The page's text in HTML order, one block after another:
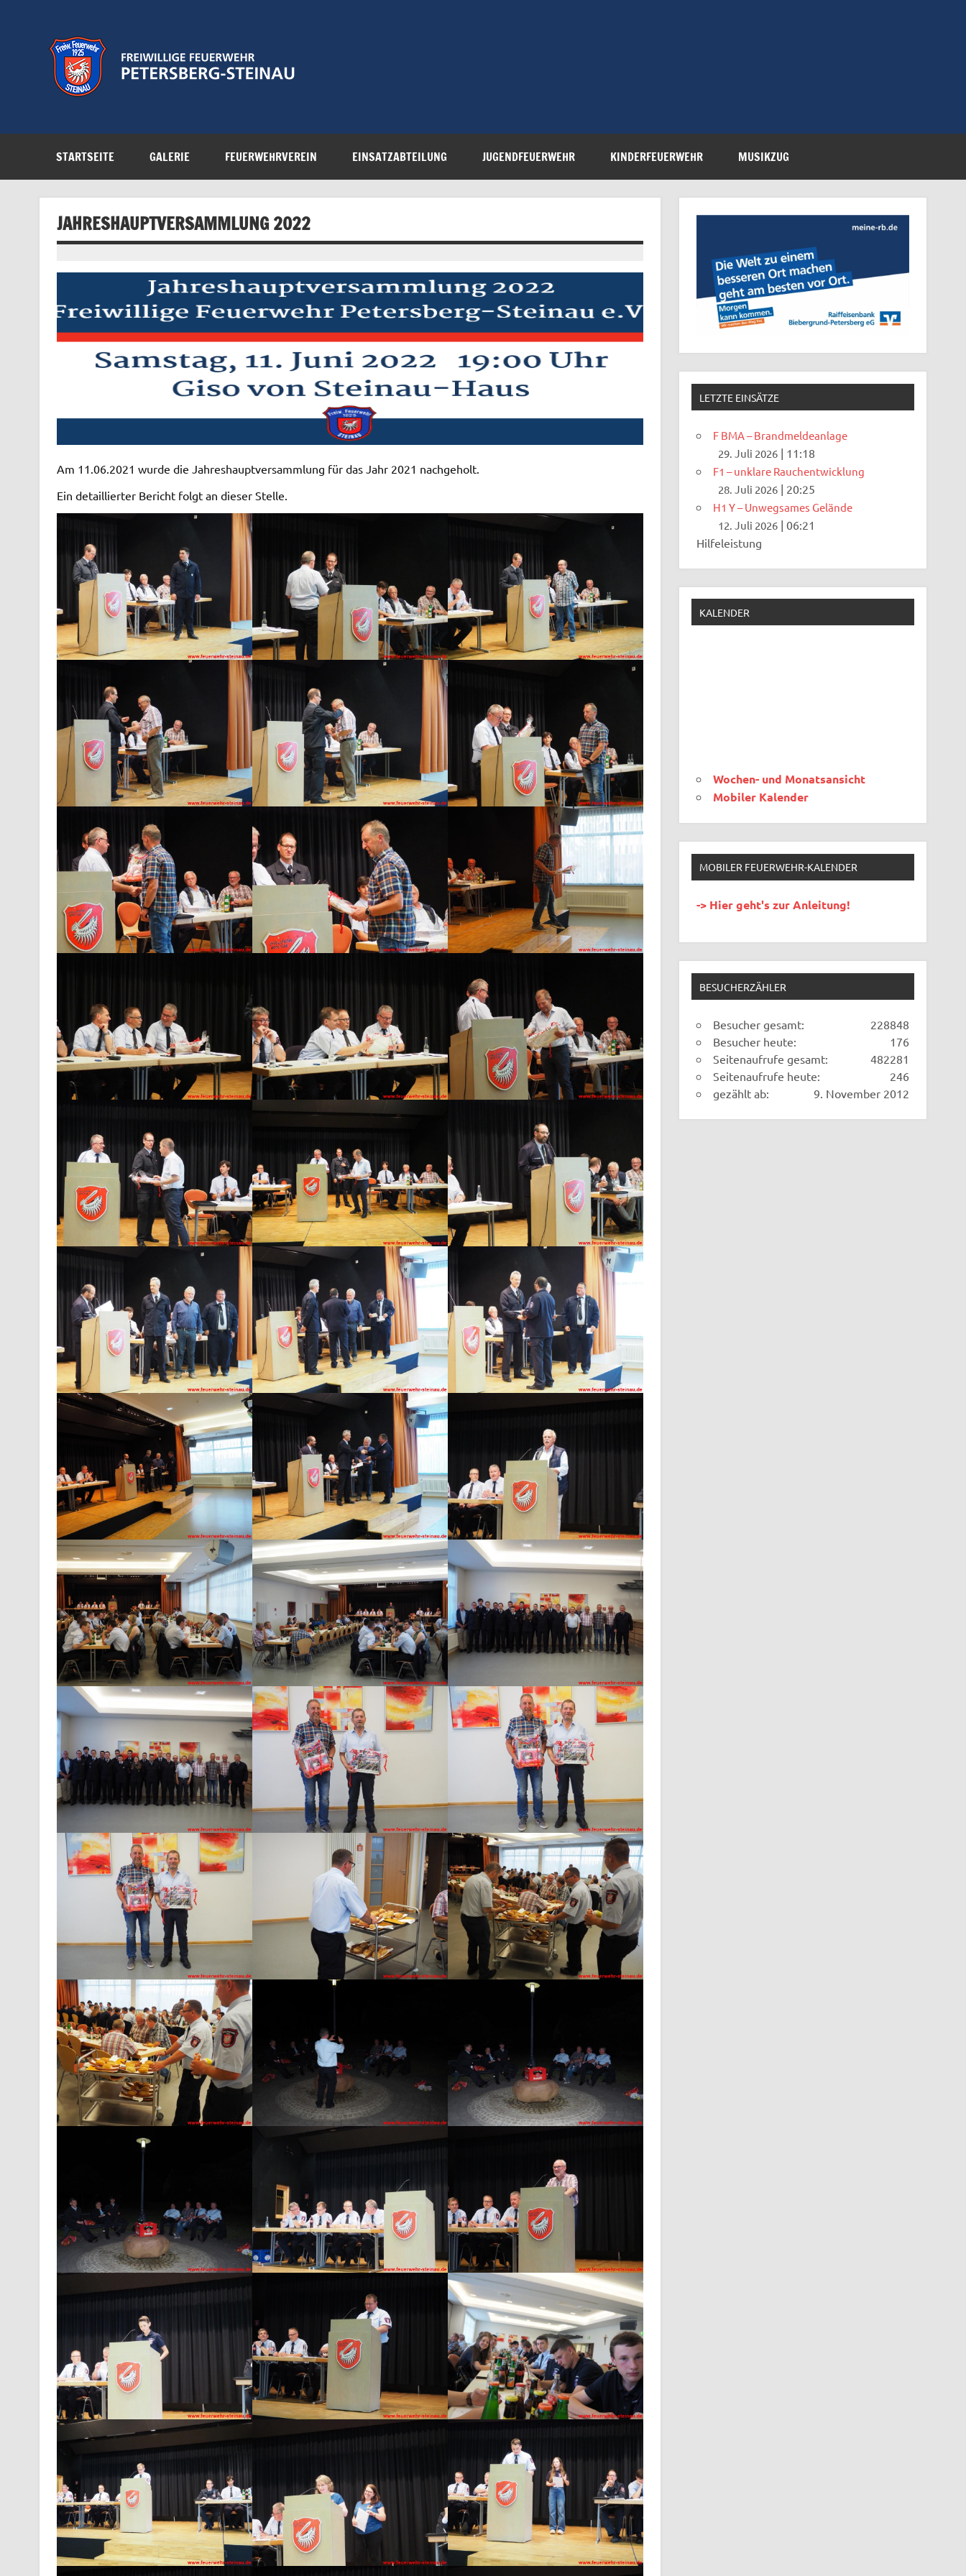
STARTSEITE GALERIE FEUERWEHRVEREIN EINSATZABTEILUNG JUGENDFEUERWEHR KINDERFEUERWEHR MUSIKZUG
JAHRESHAUPTVERSAMMLUNG 2022
Am 11.06.2021 wurde die Jahreshauptversammlung für das Jahr 2021 nachgeholt.
Ein detaillierter Bericht folgt an dieser Stelle.
LETZTE EINSÄTZE
F BMA – Brandmeldeanlage
29. Juli 2026 | 11:18
F1 – unklare Rauchentwicklung
28. Juli 2026 | 20:25
H1 Y – Unwegsames Gelände
12. Juli 2026 |06:21
Hilfeleistung
KALENDER
Wochen- und Monatsansicht
Mobiler Kalender
MOBILER FEUERWEHR-KALENDER
-> Hier geht's zur Anleitung!
BESUCHERZÄHLER
228848
Besucher gesamt:
176
Besucher heute:
482281
Seitenaufrufe gesamt:
246
Seitenaufrufe heute:
9. November 2012
gezählt ab: